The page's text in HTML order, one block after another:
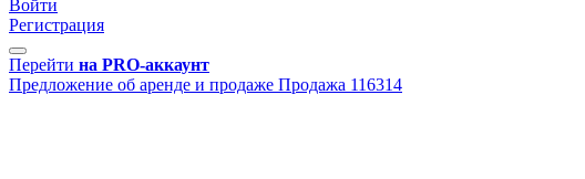
Войти
Регистрация
Перейти на PRO-аккаунт
Предложение об аренде и продаже Продажа 116314